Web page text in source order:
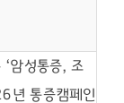
‘암성통증,조
년 통증캠페인